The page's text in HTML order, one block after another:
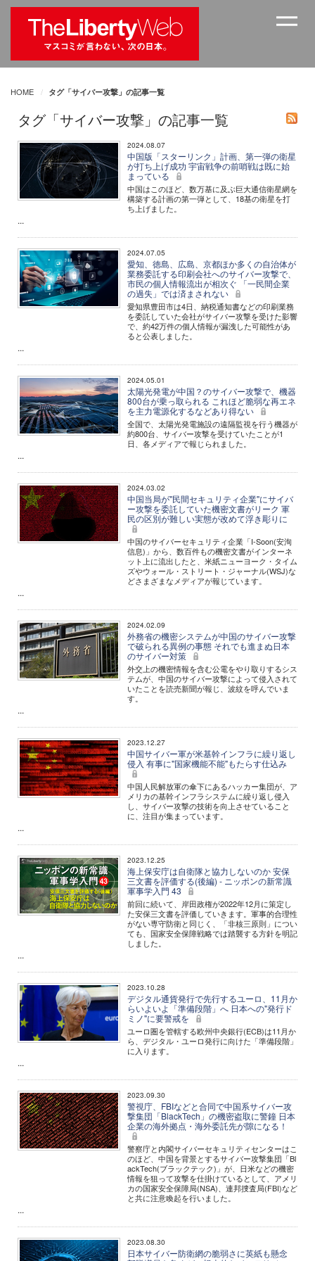
HOME タグ「サイバー攻撃」の記事一覧
タグ「サイバー攻撃」の記事一覧
2024.08.07
中国版「スターリンク」計画、第一弾の衛星
が打ち上げ成功 宇宙戦争の前哨戦は既に始
まっている
中国はこのほど、数万基に及ぶ巨大通信衛星網を
構築する計画の第一弾として、18基の衛星を打
ち上げました。
...
2024.07.05
愛知、徳島、広島、京都ほか多くの自治体が
業務委託する印刷会社へのサイバー攻撃で、
市民の個人情報流出が相次ぐ 「一民間企業
の過失」では済まされない
愛知県豊田市は4日、納税通知書などの印刷業務
を委託していた会社がサイバー攻撃を受けた影響
で、約42万件の個人情報が漏洩した可能性があ
ると公表しました。
...
2024.05.01
太陽光発電が中国？のサイバー攻撃で、機器
800台が乗っ取られる これほど脆弱な再エネ
を主力電源化するなどあり得ない
全国で、太陽光発電施設の遠隔監視を行う機器が
約800台、サイバー攻撃を受けていたことが1
日、各メディアで報じられました。
...
2024.03.02
中国当局が"民間セキュリティ企業"にサイバ
ー攻撃を委託していた機密文書がリーク 軍
民の区別が難しい実態が改めて浮き彫りに
中国のサイバーセキュリティ企業「I-Soon(安洵
信息)」から、数百件もの機密文書がインターネ
ット上に流出したと、米紙ニューヨーク・タイム
ズやウォール・ストリート・ジャーナル(WSJ)な
どさまざまなメディアが報じています。
...
2024.02.09
外務省の機密システムが中国のサイバー攻撃
で破られる異例の事態 それでも進まぬ日本
のサイバー対策
外交上の機密情報を含む公電をやり取りするシス
テムが、中国のサイバー攻撃によって侵入されて
いたことを読売新聞が報じ、波紋を呼んでいま
す。
...
2023.12.27
中国サイバー軍が米基幹インフラに繰り返し
侵入 有事に"国家機能不能"もたらす仕込み
中国人民解放軍の傘下にあるハッカー集団が、ア
メリカの基幹インフラシステムに繰り返し侵入
し、サイバー攻撃の技術を向上させていること
に、注目が集まっています。
...
2023.12.25
海上保安庁は自衛隊と協力しないのか 安保
三文書を評価する(後編) - ニッポンの新常識
軍事学入門 43
前回に続いて、岸田政権が2022年12月に策定し
た安保三文書を評価していきます。軍事的合理性
がない専守防衛と同じく、「非核三原則」につい
ても、国家安全保障戦略では踏襲する方針を明記
しました。
...
2023.10.28
デジタル通貨発行で先行するユーロ、11月か
らいよいよ「準備段階」へ 日本への"発行ド
ミノ"に要警戒を
ユーロ圏を管轄する欧州中央銀行(ECB)は11月か
ら、デジタル・ユーロ発行に向けた「準備段階」
に入ります。
...
2023.09.30
警視庁、FBIなどと合同で中国系サイバー攻
撃集団「BlackTech」の機密盗取に警鐘 日本
企業の海外拠点・海外委託先が隙になる！
警察庁と内閣サイバーセキュリティセンターはこ
のほど、中国を背景とするサイバー攻撃集団「Bl
ackTech(ブラックテック)」が、日米などの機密
情報を狙って攻撃を仕掛けているとして、アメリ
カの国家安全保障局(NSA)、連邦捜査局(FBI)など
と共に注意喚起を行いました。
...
2023.08.30
日本サイバー防衛網の脆弱さに英紙も懸念